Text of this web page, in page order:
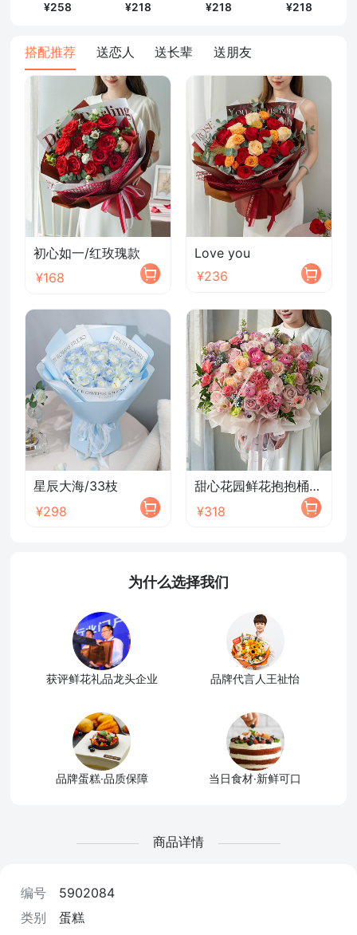
258
218
218
218
搭配推荐 送恋人 送长辈 送朋友
初心如一/红玫瑰款
¥168
Love you
¥236
星辰大海/33枝
¥298
甜心花园鲜花抱抱桶/2026新款
¥318
为什么选择我们
获评鲜花礼品龙头企业 品牌代言人王祉怡
品牌蛋糕·品质保障 当日食材·新鲜可口
商品详情
编号
5902084
类别
蛋糕